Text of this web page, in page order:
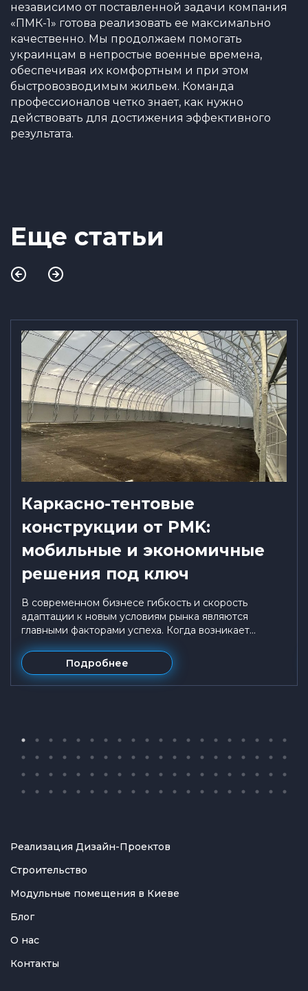
независимо от поставленной задачи компания
«ПМК-1» готова реализовать ее максимально
качественно. Мы продолжаем помогать
украинцам в непростые военные времена,
обеспечивая их комфортным и при этом
быстровозводимым жильем. Команда
профессионалов четко знает, как нужно
действовать для достижения эффективного
результата.
Еще статьи
Каркасно-тентовые
конструкции от PMK:
мобильные и экономичные
решения под ключ
В современном бизнесе гибкость и скорость
адаптации к новым условиям рынка являются
главными факторами успеха. Когда возникает...
Подробнее
Реализация Дизайн-Проектов
Строительство
Модульные помещения в Киеве
Блог
О нас
Контакты